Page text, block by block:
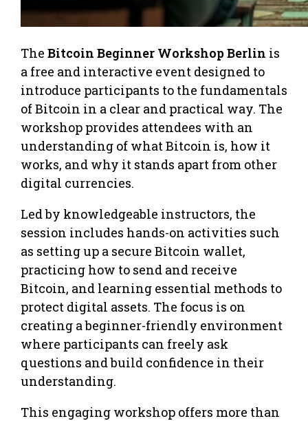
The Bitcoin Beginner Workshop Berlin is
a free and interactive event designed to
introduce participants to the fundamentals
of Bitcoin in a clear and practical way. The
workshop provides attendees with an
understanding of what Bitcoin is, how it
works, and why it stands apart from other
digital currencies.
Led by knowledgeable instructors, the
session includes hands-on activities such
as setting up a secure Bitcoin wallet,
practicing how to send and receive
Bitcoin, and learning essential methods to
protect digital assets. The focus is on
creating a beginner-friendly environment
where participants can freely ask
questions and build confidence in their
understanding.
This engaging workshop offers more than